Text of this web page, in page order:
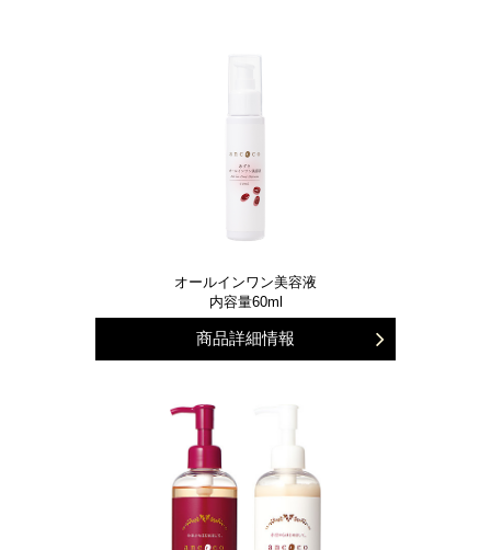
オールインワン美容液
内容量60ml
商品詳細情報